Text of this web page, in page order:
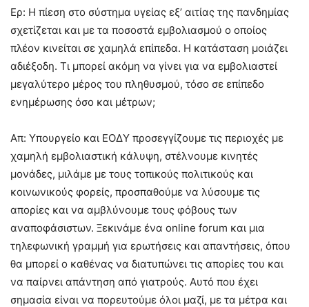
Ερ: Η πίεση στο σύστημα υγείας εξ’ αιτίας της πανδημίας
σχετίζεται και με τα ποσοστά εμβολιασμού ο οποίος
πλέον κινείται σε χαμηλά επίπεδα. Η κατάσταση μοιάζει
αδιέξοδη. Τι μπορεί ακόμη να γίνει για να εμβολιαστεί
μεγαλύτερο μέρος του πληθυσμού, τόσο σε επίπεδο
ενημέρωσης όσο και μέτρων;
Απ: Υπουργείο και ΕΟΔΥ προσεγγίζουμε τις περιοχές με
χαμηλή εμβολιαστική κάλυψη, στέλνουμε κινητές
μονάδες, μιλάμε με τους τοπικούς πολιτικούς και
κοινωνικούς φορείς, προσπαθούμε να λύσουμε τις
απορίες και να αμβλύνουμε τους φόβους των
αναποφάσιστων. Ξεκινάμε ένα online forum και μια
τηλεφωνική γραμμή για ερωτήσεις και απαντήσεις, όπου
θα μπορεί ο καθένας να διατυπώνει τις απορίες του και
να παίρνει απάντηση από γιατρούς. Αυτό που έχει
σημασία είναι να πορευτούμε όλοι μαζί, με τα μέτρα και